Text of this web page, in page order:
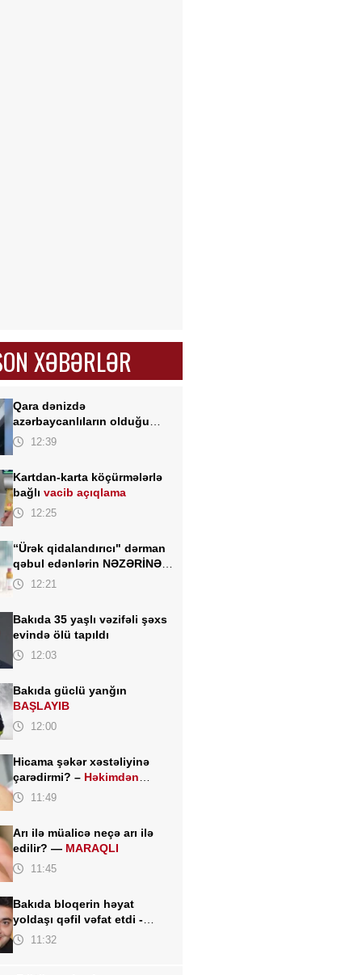
XƏBƏRLƏR
Qara dənizdə
azərbaycanlıların olduğu
gəmiyə PUA hücumu -
12:39
Kartdan-karta köçürmələrlə
bağlıvacib açıqlama
12:25
“Ürək qidalandırıcı" dərman
qəbul edənlərin NƏZƏRİNƏ -
Kardioloqdan VACİB
12:21
Bakıda 35 yaşlı vəzifəli şəxs
evində ölü tapıldı
12:03
Bakıda güclü yanğın
BAŞLAYIB
12:00
Hicama şəkər xəstəliyinə
çarədirmi? – Həkimdən
DİQQƏT ÇƏKƏN AÇIQLAMA
11:49
Arı ilə müalicə neçə arı ilə
edilir? — MARAQLI
11:45
Bakıda bloqerin həyat
yoldaşı qəfil vəfat etdi -
FOTO
11:32